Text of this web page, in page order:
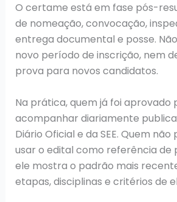
O certame está em fase pós-
de nomeação, convocação,
entrega documental e posse.
novo período de inscrição, nem
prova para novos candidatos.
Na prática, quem já foi aprovado
acompanhar diariamente
Diário Oficial e da SEE. Quem
usar o edital como referência de
ele mostra o padrão mais
etapas, disciplinas e critérios de